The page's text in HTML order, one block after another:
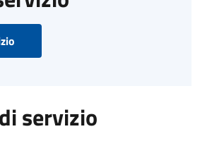
servizio